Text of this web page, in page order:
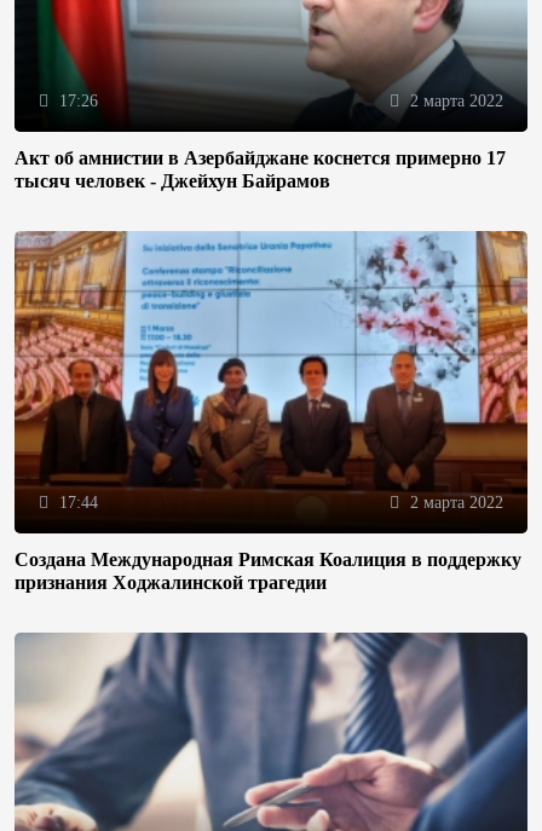
17:26 2 марта 2022
Акт об амнистии в Азербайджане коснется примерно 17
тысяч человек - Джейхун Байрамов
17:44 2 марта 2022
Создана Международная Римская Коалиция в поддержку
признания Ходжалинской трагедии